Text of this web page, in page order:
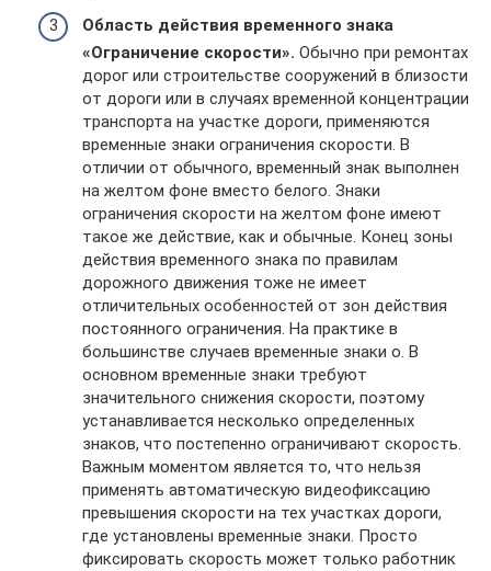
Область действия временного знака
«Ограничение скорости». Обычно при ремонтах
дорог или строительстве сооружений в близости
от дороги или в случаях временной концентрации
транспорта на участке дороги, применяются
временные знаки ограничения скорости. В
отличии от обычного, временный знак выполнен
на желтом фоне вместо белого. Знаки
ограничения скорости на желтом фоне имеют
такое же действие, как и обычные. Конец зоны
действия временного знака по правилам
дорожного движения тоже не имеет
отличительных особенностей от зон действия
постоянного ограничения. На практике в
большинстве случаев временные знаки о. В
основном временные знаки требуют
значительного снижения скорости, поэтому
устанавливается несколько определенных
знаков, что постепенно ограничивают скорость.
Важным моментом является то, что нельзя
применять автоматическую видеофиксацию
превышения скорости на тех участках дороги,
где установлены временные знаки. Просто
фиксировать скорость может только работник